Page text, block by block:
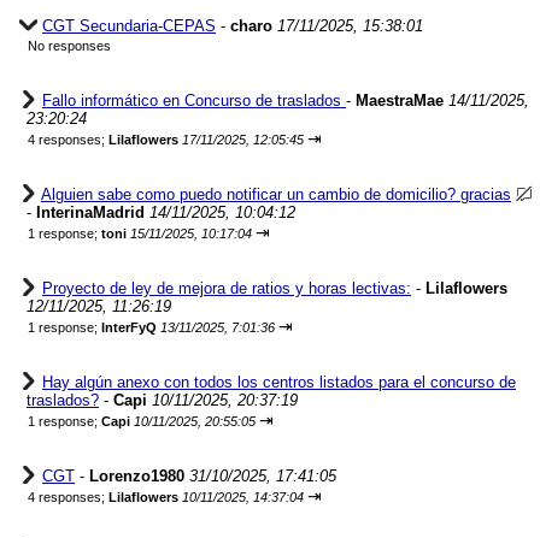
CGT Secundaria-CEPAS - charo 17/11/2025, 15:38:01
No responses
Fallo informático en Concurso de traslados - MaestraMae 14/11/2025,
23:20:24
4 responses; Lilaflowers 17/11/2025, 12:05:45 ⇥
Alguien sabe como puedo notificar un cambio de domicilio? gracias
- InterinaMadrid 14/11/2025, 10:04:12
1 response; toni 15/11/2025, 10:17:04 ⇥
Proyecto de ley de mejora de ratios y horas lectivas: - Lilaflowers
12/11/2025, 11:26:19
1 response; InterFyQ 13/11/2025, 7:01:36 ⇥
Hay algún anexo con todos los centros listados para el concurso de
traslados? - Capi 10/11/2025, 20:37:19
1 response; Capi 10/11/2025, 20:55:05 ⇥
CGT - Lorenzo1980 31/10/2025, 17:41:05
4 responses; Lilaflowers 10/11/2025, 14:37:04 ⇥